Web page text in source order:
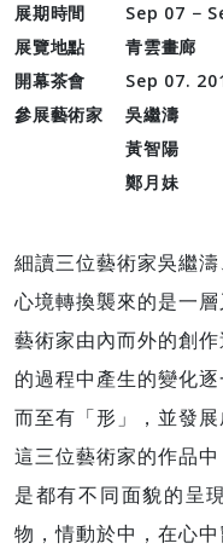
展期時間
Sep 07 −
展覽地點
青雲畫廊
開幕茶會
Sep 07.
參展藝術家
吳繼濤
黃智陽
鄭月妹
細讀三位藝術家吳繼
心境轉換襲來的是一
藝術家由內而外的創
的過程中產生的變化
而至有「形」，並發
這三位藝術家的作品
是都有不同面貌的呈
物，情動於中，在心